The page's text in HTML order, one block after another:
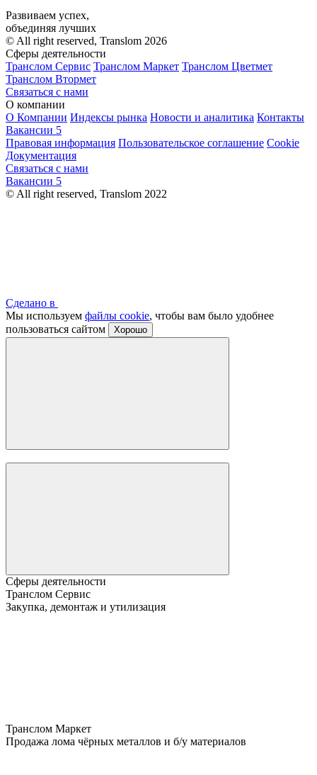
Развиваем успех,
объединяя лучших
© All right reserved, Translom 2026
Сферы деятельности
Транслом Сервис Транслом Маркет Транслом Цветмет
Транслом Втормет
Связаться с нами
О компании
О Компании Индексы рынка Новости и аналитика Контакты
Вакансии 5
Правовая информация Пользовательское соглашение Cookie
Документация
Связаться с нами
Вакансии 5
© All right reserved, Translom 2022
Сделано в
Мы используем файлы cookie, чтобы вам было удобнее
пользоваться сайтом
Хорошо
Сферы деятельности
Транслом Сервис
Закупка, демонтаж и утилизация
Транслом Маркет
Продажа лома чёрных металлов и б/у материалов